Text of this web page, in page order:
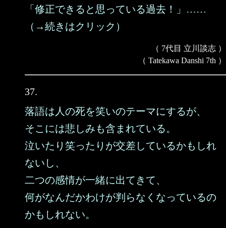
「修正できると思っている過去！」……
（→続きはクリック）
（ 7代目 立川談志 ）
（ Tatekawa Danshi 7th ）
37.
落語は人の死を笑いのテーマにするが、
そこには悲しみも含まれている。
泣いたり笑ったりが交差しているかもしれ
ないし、
二つの感情が一緒に出てきて、
何がなんだかわけが判らなくなっているの
かもしれない。